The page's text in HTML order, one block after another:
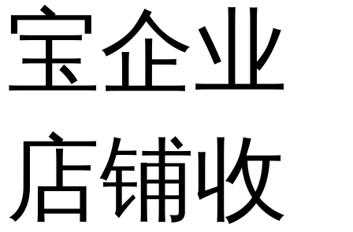
宝企业
店铺收